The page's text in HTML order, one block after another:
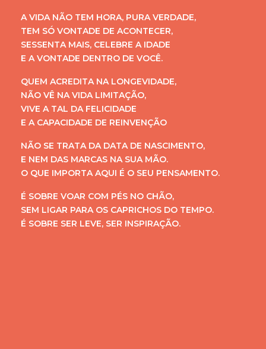
A VIDA NÃO TEM HORA, PURA VERDADE,
TEM SÓ VONTADE DE ACONTECER,
SESSENTA MAIS, CELEBRE A IDADE
E A VONTADE DENTRO DE VOCÊ.
QUEM ACREDITA NA LONGEVIDADE,
NÃO VÊ NA VIDA LIMITAÇÃO,
VIVE A TAL DA FELICIDADE
E A CAPACIDADE DE REINVENÇÃO
NÃO SE TRATA DA DATA DE NASCIMENTO,
E NEM DAS MARCAS NA SUA MÃO.
O QUE IMPORTA AQUI É O SEU PENSAMENTO.
É SOBRE VOAR COM PÉS NO CHÃO,
SEM LIGAR PARA OS CAPRICHOS DO TEMPO.
É SOBRE SER LEVE, SER INSPIRAÇÃO.